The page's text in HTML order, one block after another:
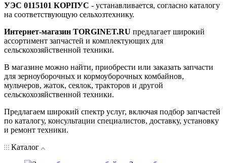
УЭС 0115101 КОРПУС - устанавливается, согласно каталогу
на соответствующую сельхозтехнику.
Интернет-магазин TORGINET.RU предлагает широкий
ассортимент запчастей и комплектующих для
сельскохозяйственной техники.
В магазине можно найти, приобрести или заказать запчасти
для зерноуборочных и кормоуборочных комбайнов,
мульчеров, жаток, сеялок, тракторов и другой
сельскохозяйственной техники.
Предлагаем широкий спектр услуг, включая подбор запчастей
по каталогу, консультации специалистов, доставку, установку
и ремонт техники.
Каталог